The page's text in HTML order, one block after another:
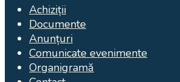
Achiziții
Documente
Anunțuri
Comunicate evenimente
Organigramă